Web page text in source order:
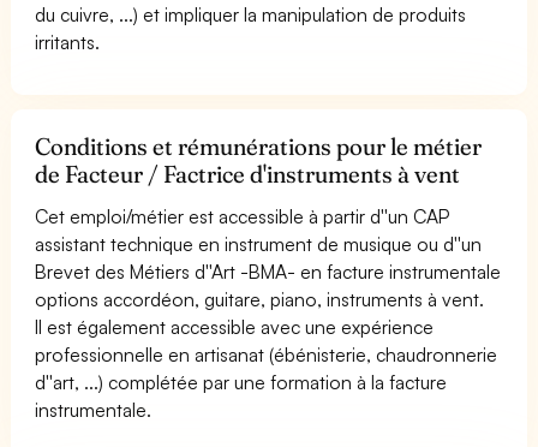
du cuivre, ...) et impliquer la manipulation de produits
irritants.
Conditions et rémunérations pour le métier
de Facteur / Factrice d'instruments à vent
Cet emploi/métier est accessible à partir d''un CAP
assistant technique en instrument de musique ou d''un
Brevet des Métiers d''Art -BMA- en facture instrumentale
options accordéon, guitare, piano, instruments à vent.
Il est également accessible avec une expérience
professionnelle en artisanat (ébénisterie, chaudronnerie
d''art, ...) complétée par une formation à la facture
instrumentale.